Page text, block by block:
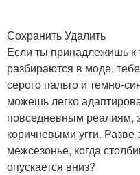
Сохранить Удалить
Если ты принадлежишь к
разбираются в моде,
серого пальто и темно-
можешь легко
повседневным реалиям,
коричневыми угги. Разве
межсезонье, когда
опускается вниз?